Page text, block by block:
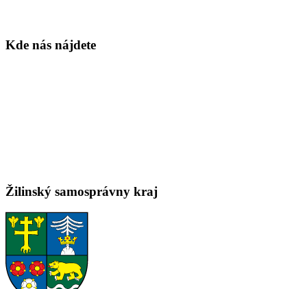
Kde nás nájdete
Žilinský samosprávny kraj